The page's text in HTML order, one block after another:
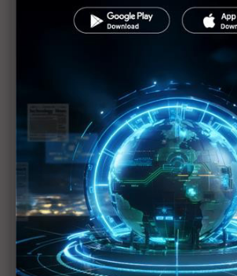
英特爾擴大美國裁員逾5,000人 加州
評析：陳立武坦承NVIDIA「太強」
誠實一刻
英特爾首推高階電玩處理器 Nova
（獨家）英特爾年度大會首移師美
陳立武改革路
英特爾奧勒岡裁員規模擴大 傳比預